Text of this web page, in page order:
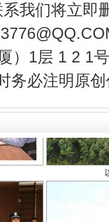
我们将立即
）1层 1 2 1
务必注明原